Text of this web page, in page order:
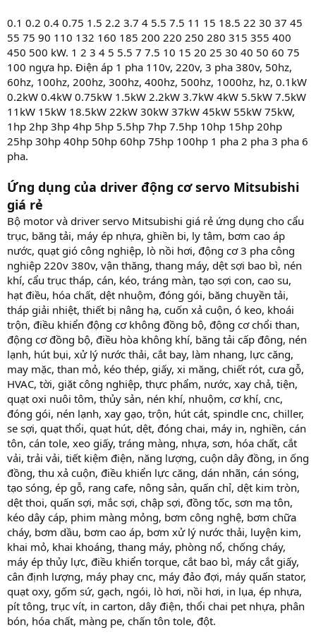
0.1 0.2 0.4 0.75 1.5 2.2 3.7 4 5.5 7.5 11 15 18.5 22 30 37 45
55 75 90 110 132 160 185 200 220 250 280 315 355 400
450 500 kW. 1 2 3 4 5 5.5 7 7.5 10 15 20 25 30 40 50 60 75
100 ngựa hp. Điện áp 1 pha 110v, 220v, 3 pha 380v, 50hz,
60hz, 100hz, 200hz, 300hz, 400hz, 500hz, 1000hz, hz, 0.1kW
0.2kW 0.4kW 0.75kW 1.5kW 2.2kW 3.7kW 4kW 5.5kW 7.5kW
11kW 15kW 18.5kW 22kW 30kW 37kW 45kW 55kW 75kW,
1hp 2hp 3hp 4hp 5hp 5.5hp 7hp 7.5hp 10hp 15hp 20hp
25hp 30hp 40hp 50hp 60hp 75hp 100hp 1 pha 2 pha 3 pha 6
pha.
Ứng dụng của driver động cơ servo Mitsubishi
giá rẻ
Bộ motor và driver servo Mitsubishi giá rẻ ứng dụng cho cẩu
trục, băng tải, máy ép nhựa, ghiền bi, ly tâm, bơm cao áp
nước, quạt gió công nghiệp, lò nồi hơi, động cơ 3 pha công
nghiệp 220v 380v, vận thăng, thang máy, dệt sợi bao bì, nén
khí, cẩu trục tháp, cán, kéo, tráng màn, tạo sợi con, cao su,
hạt điều, hóa chất, dệt nhuộm, đóng gói, băng chuyền tải,
tháp giải nhiệt, thiết bị nâng hạ, cuốn xả cuộn, ó keo, khoái
trộn, điều khiển động cơ không đồng bộ, động cơ chổi than,
động cơ đồng bộ, điều hòa không khí, băng tải cấp đông, nén
lạnh, hút bụi, xử lý nước thải, cắt bay, làm nhang, lực căng,
may mặc, than mỏ, kéo thép, giấy, xi măng, chiết rót, cưa gỗ,
HVAC, tời, giặt công nghiệp, thực phẩm, nước, xay chả, tiện,
quạt oxi nuôi tôm, thủy sản, nén khí, nhuộm, cơ khí, cnc,
đóng gói, nén lạnh, xay gạo, trộn, hút cát, spindle cnc, chiller,
se sợi, quạt thổi, quạt hút, dệt, đóng chai, máy in, nghiền, cán
tôn, cán tole, xeo giấy, tráng màng, nhựa, sơn, hóa chất, cắt
vải, trải vải, tiết kiệm điện, năng lượng, cuộn dây đồng, in ống
đồng, thu xả cuộn, điều khiển lực căng, dán nhãn, cán sóng,
tạo sóng, ép gỗ, rang cafe, nông sản, quấn chỉ, dệt kim tròn,
dệt thoi, quấn sợi, mắc sợi, chập sợi, đồng tốc, sơn mạ tôn,
kéo dây cáp, phim màng mỏng, bơm công nghệ, bơm chữa
cháy, bơm dầu, bơm cao áp, bơm xử lý nước thải, luyện kim,
khai mỏ, khai khoáng, thang máy, phòng nổ, chống cháy,
máy ép thủy lực, điều khiển torque, cắt bao bì, máy cắt giấy,
cân định lượng, máy phay cnc, máy đảo đợi, máy quấn stator,
quạt oxy, gốm sứ, gạch, ngói, lò hơi, nồi hơi, in lụa, ép nhựa,
pít tông, trục vít, in carton, dây điện, thổi chai pet nhựa, phân
bón, hóa chất, màng pe, chấn tôn tole, đột.